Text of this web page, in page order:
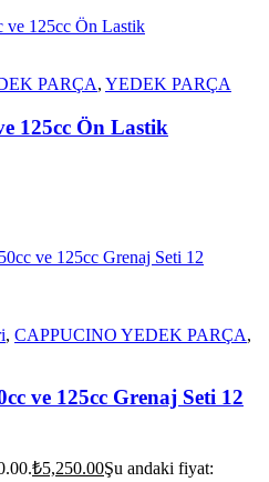
PARÇA, YEDEK PARÇA
125cc Ön Lastik
, CAPPUCINO YEDEK PARÇA,
ve 125cc Grenaj Seti 12
₺5,250.00Şu andaki fiyat: